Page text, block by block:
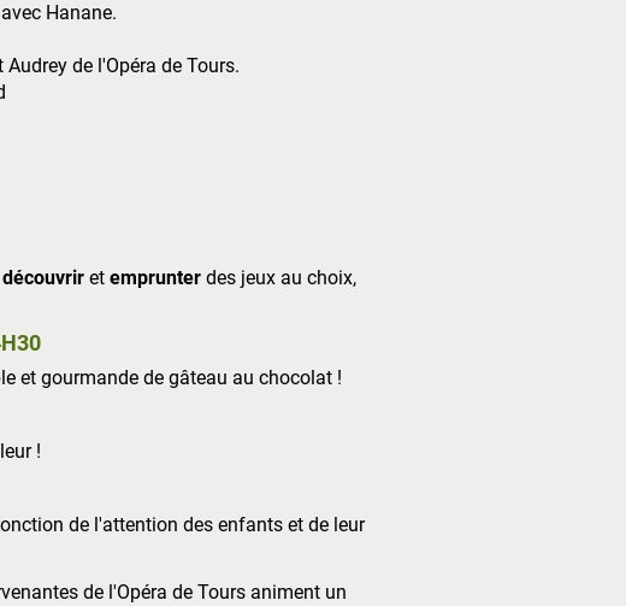
Hanane.
de l'Opéra de Tours.
découvrir et emprunter des jeux au choix,
et gourmande de gâteau au chocolat !
!
de l'attention des enfants et de leur
de l'Opéra de Tours animent un